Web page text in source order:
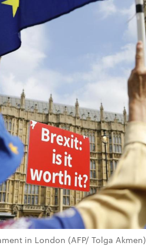
in London (AFP/ Tolga Akmen)